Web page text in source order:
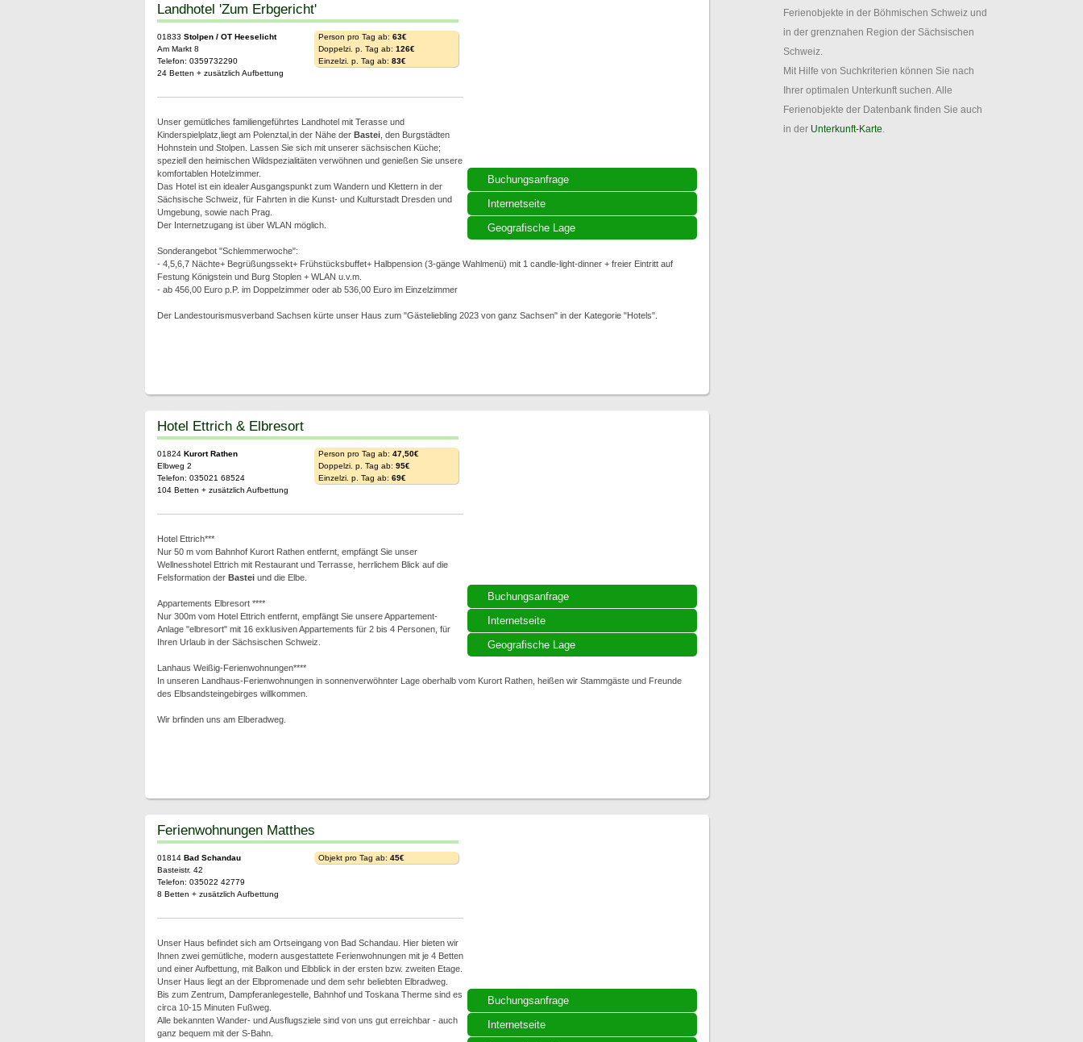
Buchungsanfrage
Internetseite
Geografische Lage
Landhotel 'Zum Erbgericht'
01833 Stolpen / OT Heeselicht
Am Markt 8
Telefon: 0359732290
24 Betten + zusätzlich Aufbettung
Person pro Tag ab: 63€
Doppelzi. p. Tag ab: 126€
Einzelzi. p. Tag ab: 83€
Unser gemütliches familiengeführtes Landhotel mit Terasse und
Kinderspielplatz,liegt am Polenztal,in der Nähe der Bastei, den Burgstädten
Hohnstein und Stolpen. Lassen Sie sich mit unserer sächsischen Küche;
speziell den heimischen Wildspezialitäten verwöhnen und genießen Sie unsere
komfortablen Hotelzimmer.
Das Hotel ist ein idealer Ausgangspunkt zum Wandern und Klettern in der
Sächsische Schweiz, für Fahrten in die Kunst- und Kulturstadt Dresden und
Umgebung, sowie nach Prag.
Der Internetzugang ist über WLAN möglich.
Sonderangebot "Schlemmerwoche":
- 4,5,6,7 Nächte+ Begrüßungssekt+ Frühstücksbuffet+ Halbpension (3-gänge Wahlmenü) mit 1 candle-light-dinner + freier Eintritt auf
Festung Königstein und Burg Stoplen + WLAN u.v.m.
- ab 456,00 Euro p.P. im Doppelzimmer oder ab 536,00 Euro im Einzelzimmer
Der Landestourismusverband Sachsen kürte unser Haus zum "Gästeliebling 2023 von ganz Sachsen" in der Kategorie "Hotels".
Buchungsanfrage
Internetseite
Geografische Lage
Hotel Ettrich & Elbresort
01824 Kurort Rathen
Elbweg 2
Telefon: 035021 68524
104 Betten + zusätzlich Aufbettung
Person pro Tag ab: 47,50€
Doppelzi. p. Tag ab: 95€
Einzelzi. p. Tag ab: 69€
Hotel Ettrich***
Nur 50 m vom Bahnhof Kurort Rathen entfernt, empfängt Sie unser
Wellnesshotel Ettrich mit Restaurant und Terrasse, herrlichem Blick auf die
Felsformation der Basteiund die Elbe.
Appartements Elbresort ****
Nur 300m vom Hotel Ettrich entfernt, empfängt Sie unsere Appartement-
Anlage "elbresort" mit 16 exklusiven Appartements für 2 bis 4 Personen, für
Ihren Urlaub in der Sächsischen Schweiz.
Lanhaus Weißig-Ferienwohnungen****
In unseren Landhaus-Ferienwohnungen in sonnenverwöhnter Lage oberhalb vom Kurort Rathen, heißen wir Stammgäste und Freunde
des Elbsandsteingebirges willkommen.
Wir brfinden uns am Elberadweg.
Buchungsanfrage
Internetseite
Ferienwohnungen Matthes
01814 Bad Schandau
Basteistr. 42
Telefon: 035022 42779
8 Betten + zusätzlich Aufbettung
Objekt pro Tag ab: 45€
Unser Haus befindet sich am Ortseingang von Bad Schandau. Hier bieten wir
Ihnen zwei gemütliche, modern ausgestattete Ferienwohnungen mit je 4 Betten
und einer Aufbettung, mit Balkon und Elbblick in der ersten bzw. zweiten Etage.
Unser Haus liegt an der Elbpromenade und dem sehr beliebten Elbradweg.
Bis zum Zentrum, Dampferanlegestelle, Bahnhof und Toskana Therme sind es
circa 10-15 Minuten Fußweg.
Alle bekannten Wander- und Ausflugsziele sind von uns gut erreichbar - auch
ganz bequem mit der S-Bahn.
Ferienobjekte in der Böhmischen Schweiz und
in der grenznahen Region der Sächsischen
Schweiz.
Mit Hilfe von Suchkriterien können Sie nach
Ihrer optimalen Unterkunft suchen. Alle
Ferienobjekte der Datenbank finden Sie auch
in der Unterkunft-Karte.